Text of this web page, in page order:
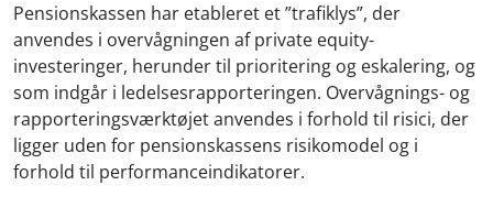
Pensionskassen har etableret et ”trafiklys”, der
anvendes i overvågningen af private equity-
investeringer, herunder til prioritering og eskalering, og
som indgår i ledelsesrapporteringen. Overvågnings- og
rapporteringsværktøjet anvendes i forhold til risici, der
ligger uden for pensionskassens risikomodel og i
forhold til performanceindikatorer.